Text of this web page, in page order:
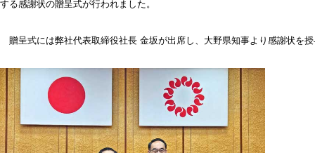
する感謝状の贈呈式が行われました。
贈呈式には弊社代表取締役社長 金坂が出席し、大野県知事より感謝状を